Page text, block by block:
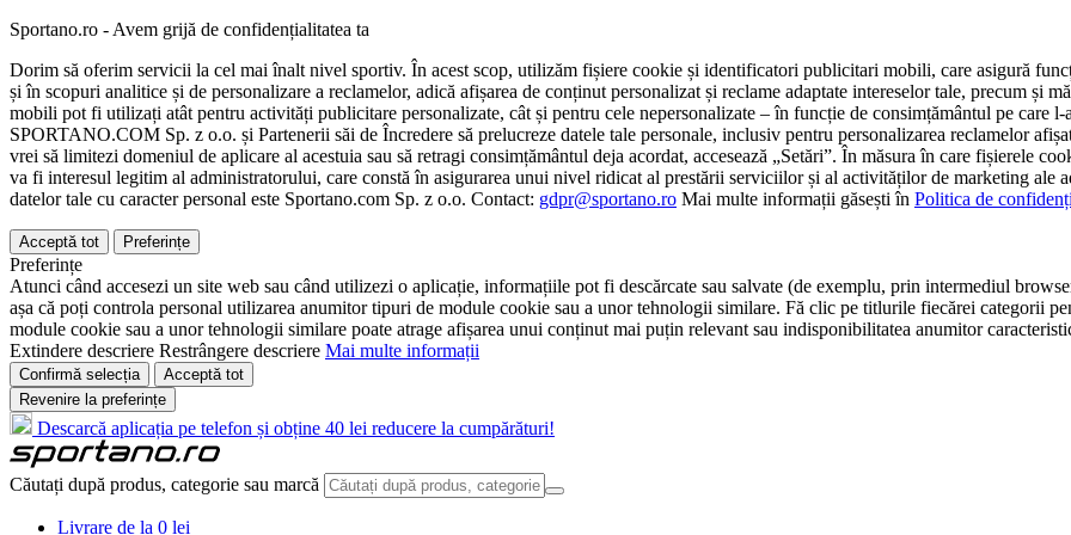
Sportano.ro - Avem grijă de confidențialitatea ta
Dorim să oferim servicii la cel mai înalt nivel sportiv. În acest scop, utilizăm fișiere cookie și identificatori publicitari mobili, care asigură
și în scopuri analitice și de personalizare a reclamelor, adică afișarea de conținut personalizat și reclame adaptate intereselor tale, precum și
mobili pot fi utilizați atât pentru activități publicitare personalizate, cât și pentru cele nepersonalizate – în funcție de consimțământul pe care
SPORTANO.COM Sp. z o.o. și Partenerii săi de Încredere să prelucreze datele tale personale, inclusiv pentru personalizarea reclamelor
vrei să limitezi domeniul de aplicare al acestuia sau să retragi consimțământul deja acordat, accesează „Setări”. În măsura în care fișierele
va fi interesul legitim al administratorului, care constă în asigurarea unui nivel ridicat al prestării serviciilor și al activităților de marketing ale
datelor tale cu caracter personal este Sportano.com Sp. z o.o. Contact: gdpr@sportano.ro Mai multe informații găsești în Politica de
Acceptă tot Preferințe
Preferințe
Atunci când accesezi un site web sau când utilizezi o aplicație, informațiile pot fi descărcate sau salvate (de exemplu, prin intermediul
așa că poți controla personal utilizarea anumitor tipuri de module cookie sau a unor tehnologii similare. Fă clic pe titlurile fiecărei categorii
module cookie sau a unor tehnologii similare poate atrage afișarea unui conținut mai puțin relevant sau indisponibilitatea anumitor
Extindere descriere Restrângere descriere Mai multe informații
Confirmă selecția
Acceptă tot
Revenire la preferințe
Descarcă aplicația pe telefon și obține 40 lei reducere la cumpărături!
Căutați după produs, categorie sau marcă
Livrare de la 0 lei